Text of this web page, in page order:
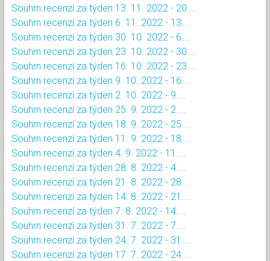
Souhrn recenzí za týden 13. 11. 2022 - 20....
Souhrn recenzí za týden 6. 11. 2022 - 13....
Souhrn recenzí za týden 30. 10. 2022 - 6....
Souhrn recenzí za týden 23. 10. 2022 - 30....
Souhrn recenzí za týden 16. 10. 2022 - 23....
Souhrn recenzí za týden 9. 10. 2022 - 16....
Souhrn recenzí za týden 2. 10. 2022 - 9....
Souhrn recenzí za týden 25. 9. 2022 - 2....
Souhrn recenzí za týden 18. 9. 2022 - 25....
Souhrn recenzí za týden 11. 9. 2022 - 18....
Souhrn recenzí za týden 4. 9. 2022 - 11....
Souhrn recenzí za týden 28. 8. 2022 - 4....
Souhrn recenzí za týden 21. 8. 2022 - 28....
Souhrn recenzí za týden 14. 8. 2022 - 21....
Souhrn recenzí za týden 7. 8. 2022 - 14....
Souhrn recenzí za týden 31. 7. 2022 - 7....
Souhrn recenzí za týden 24. 7. 2022 - 31....
Souhrn recenzí za týden 17. 7. 2022 - 24....